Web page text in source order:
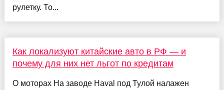
рулетку. То...
Как локализуют китайские авто в РФ — и
почему для них нет льгот по кредитам
О моторах На заводе Haval под Тулой налажен